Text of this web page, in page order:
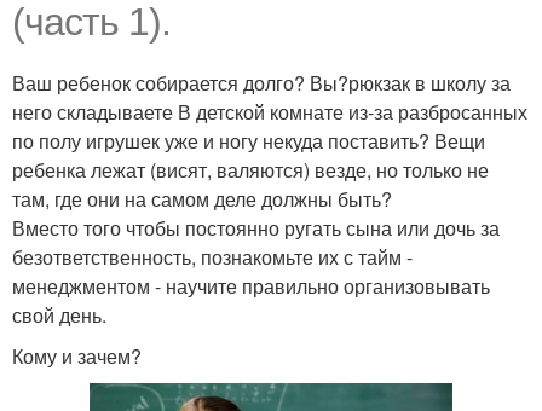
(часть 1).
Ваш ребенок собирается долго? Вы?рюкзак в школу за
него складываете В детской комнате из-за разбросанных
по полу игрушек уже и ногу некуда поставить? Вещи
ребенка лежат (висят, валяются) везде, но только не
там, где они на самом деле должны быть?
Вместо того чтобы постоянно ругать сына или дочь за
безответственность, познакомьте их с тайм -
менеджментом - научите правильно организовывать
свой день.
Кому и зачем?